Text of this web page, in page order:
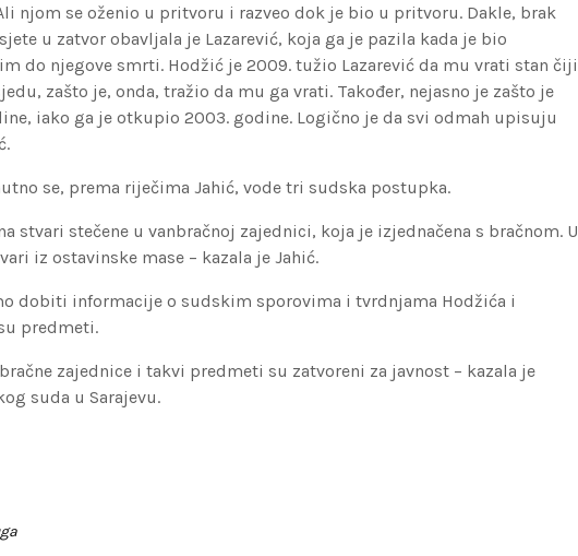
njom se oženio u pritvoru i razveo dok je bio u pritvoru. Dakle, brak
u zatvor obavljala je Lazarević, koja ga je pazila kada je bio
do njegove smrti. Hodžić je 2009. tužio Lazarević da mu vrati stan čiji
zašto je, onda, tražio da mu ga vrati. Također, nejasno je zašto je
iako ga je otkupio 2003. godine. Logično je da svi odmah upisuju
se, prema riječima Jahić, vode tri sudska postupka.
stvari stečene u vanbračnoj zajednici, koja je izjednačena s bračnom. U
iz ostavinske mase – kazala je Jahić.
dobiti informacije o sudskim sporovima i tvrdnjama Hodžića i
predmeti.
zajednice i takvi predmeti su zatvoreni za javnost – kazala je
suda u Sarajevu.